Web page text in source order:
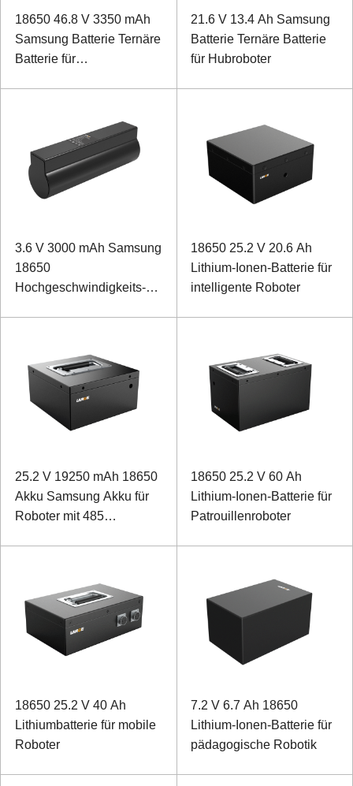
18650 46.8 V 3350 mAh
Samsung Batterie Ternäre
Batterie für
21.6 V 13.4 Ah Samsung
Batterie Ternäre Batterie
für Hubroboter
3.6 V 3000 mAh Samsung
18650
Hochgeschwindigkeits-
18650 25.2 V 20.6 Ah
Lithium-Ionen-Batterie für
intelligente Roboter
25.2 V 19250 mAh 18650
Akku Samsung Akku für
Roboter mit 485
18650 25.2 V 60 Ah
Lithium-Ionen-Batterie für
Patrouillenroboter
18650 25.2 V 40 Ah
Lithiumbatterie für mobile
Roboter
7.2 V 6.7 Ah 18650
Lithium-Ionen-Batterie für
pädagogische Robotik